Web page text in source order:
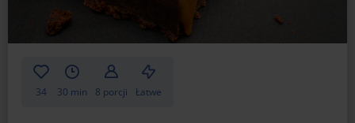
34 30 min 8 porcji Łatwe